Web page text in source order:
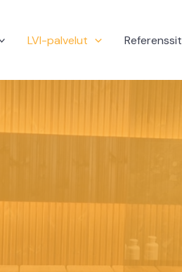
LVI-palvelut Referenssit